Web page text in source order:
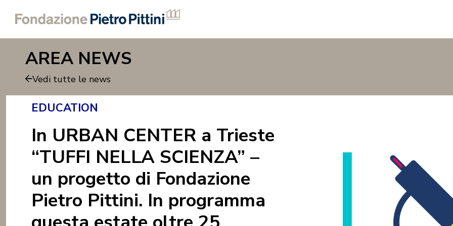
AREA NEWS
Vedi tutte le news
EDUCATION
In URBAN CENTER a Trieste
“TUFFI NELLA SCIENZA” –
un progetto di Fondazione
Pietro Pittini. In programma